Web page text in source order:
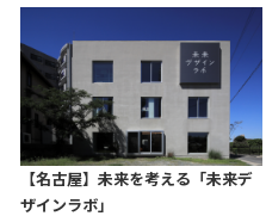
【名古屋】未来を考える「未来デ
ザインラボ」